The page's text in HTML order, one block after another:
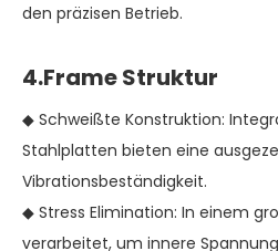
den präzisen Betrieb.
4.Frame Struktur
◆ Schweißte Konstruktion:
Stahlplatten bieten eine
Vibrationsbeständigkeit.
◆ Stress Elimination: In einem
verarbeitet, um innere